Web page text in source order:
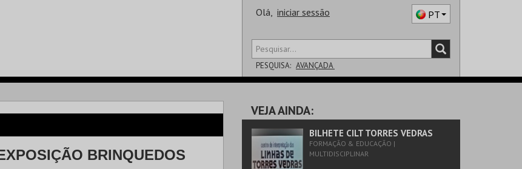
Olá, iniciar sessão PT
PESQUISA: AVANÇADA
SALA
BRINQUEDOS
VEJA AINDA:
BILHETE CILT TORRES VEDRAS
FORMAÇÃO & EDUCAÇÃO |
MULTIDISCIPLINAR